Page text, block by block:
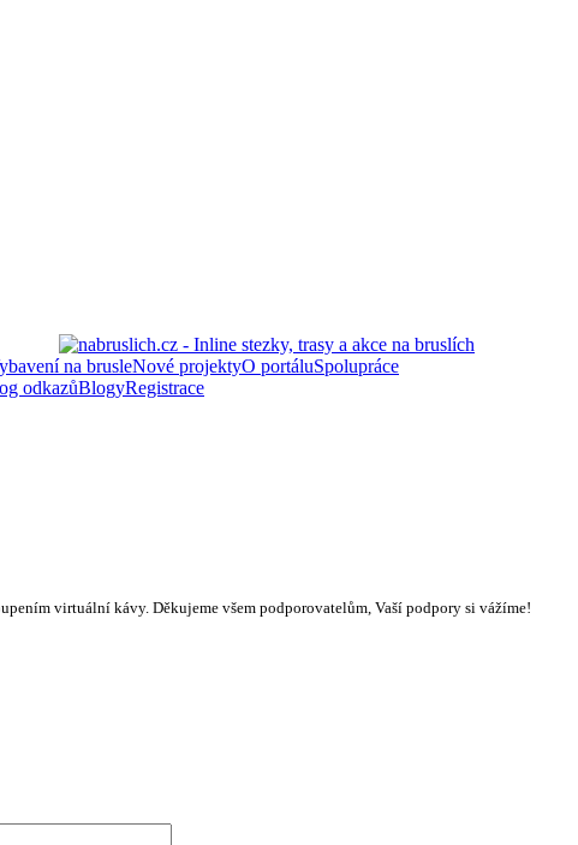
na brusleNové projektyO portáluSpolupráce
odkazůBlogyRegistrace
virtuální kávy. Děkujeme všem podporovatelům, Vaší podpory si vážíme!